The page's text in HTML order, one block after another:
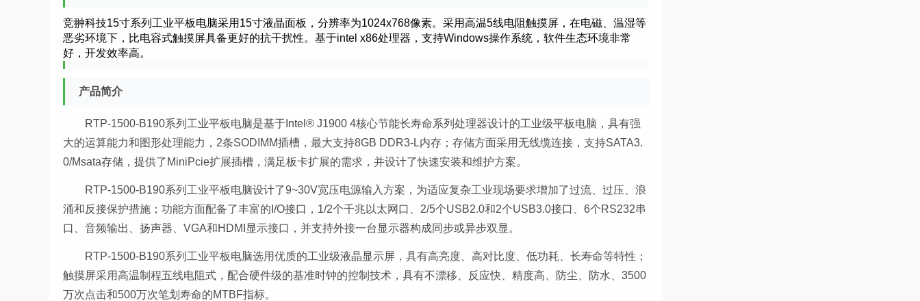
竞翀科技15寸系列工业平板电脑采用15寸液晶面板，分辨率为1024x768像素。采用高温5线电阻触摸屏，在电磁、温湿等
恶劣环境下，比电容式触摸屏具备更好的抗干扰性。基于intel x86处理器，支持Windows操作系统，软件生态环境非常
好，开发效率高。
产品简介
RTP-1500-B190系列工业平板电脑是基于Intel® J1900 4核心节能长寿命系列处理器设计的工业级平板电脑，具有强
大的运算能力和图形处理能力，2条SODIMM插槽，最大支持8GB DDR3-L内存；存储方面采用无线缆连接，支持SATA3.
0/Msata存储，提供了MiniPcie扩展插槽，满足板卡扩展的需求，并设计了快速安装和维护方案。
RTP-1500-B190系列 工业平板电脑设计了9~30V宽压电源输入方案，为适应复杂工业现场要求增加了过流、过压、浪
涌和反接保护措施；功能方面配备了丰富的I/O接口，1/2个千兆以太网口、2/5个USB2.0和2个USB3.0接口、6个RS232串
口、音频输出、扬声器、VGA和HDMI显示接口，并支持外接一台显示器构成同步或异步双显。
RTP-1500-B190系列 工业平板电脑选用优质的工业级液晶显示屏，具有高亮度、高对比度、低功耗、长寿命等特性；
触摸屏采用高温制程五线电阻式，配合硬件级的基准时钟的控制技术，具有不漂移、反应快、精度高、防尘、防水、3500
万次点击和500万次笔划寿命的MTBF指标。